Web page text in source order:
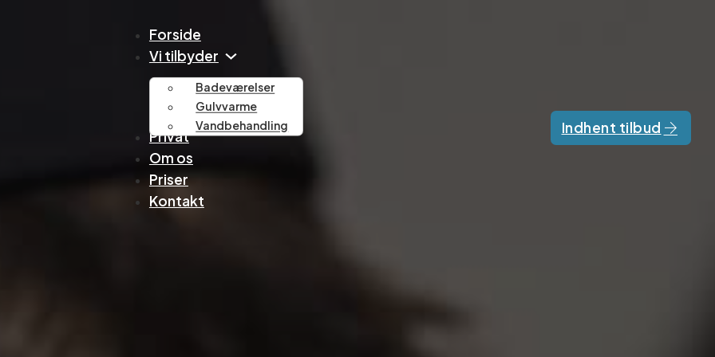
Forside
Vi tilbyder
Badeværelser
Gulvvarme
Vandbehandling
Privat
Om os
Priser
Kontakt
Indhent tilbud